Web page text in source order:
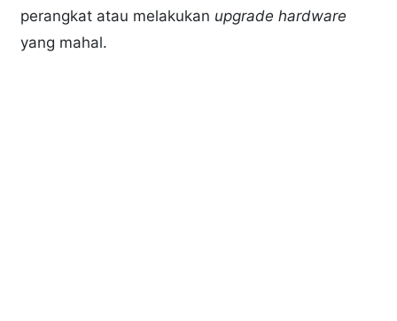
perangkat atau melakukan upgrade hardware
yang mahal.